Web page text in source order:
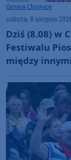
Gmina Chojnice
sobota, 8 sierpnia
Dziś (8.08) w
Festiwalu
między